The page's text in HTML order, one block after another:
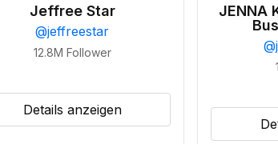
Jeffree Star
@jeffreestar
12.8M Follower
Details anzeigen
JENNA
@